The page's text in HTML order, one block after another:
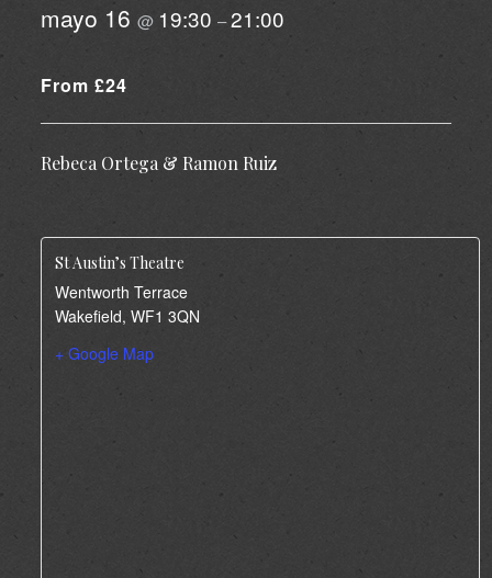
mayo 16 @ 19:30 –21:00
From £24
Rebeca Ortega & Ramon Ruiz
St Austin’s Theatre
Wentworth Terrace
Wakefield, WF1 3QN
+ Google Map